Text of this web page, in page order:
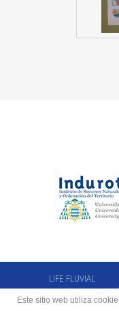
LIFE FLUVIAL
INDUROT. Campus
C/Gonzalo
Este sitio web utiliza